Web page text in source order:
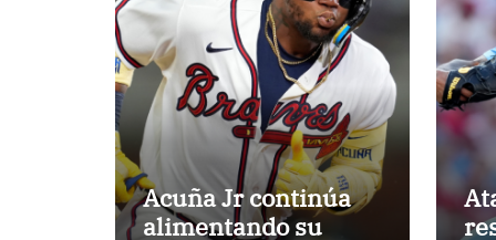
Acuña Jr continúa
alimentando su